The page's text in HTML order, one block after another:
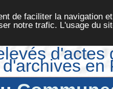
de faciliter la navigation
notre trafic. L'usage du
d'actes
en